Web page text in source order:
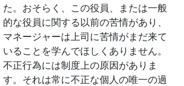
た。おそらく、この役員、または一般
的な役員に関する以前の苦情があり、
マネージャーは上司に苦情がまだ来て
いることを学んでほしくありません。
不正行為には制度上の原因がありま
す。それは常に不正な個人の唯一の過